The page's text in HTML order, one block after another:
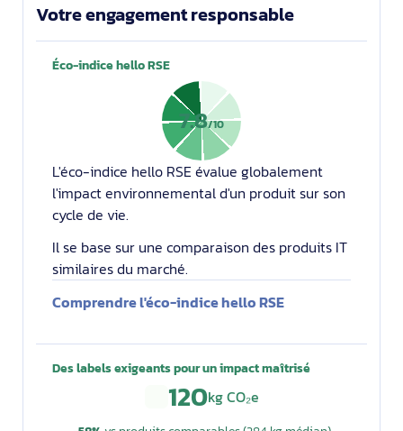
Votre engagement responsable
Éco-indice hello RSE
7.8/10
L'éco-indice hello RSE évalue globalement
l'impact environnemental d'un produit sur son
cycle de vie.
Il se base sur une comparaison des produits IT
similaires du marché.
Comprendre l'éco-indice hello RSE
Des labels exigeants pour un impact maîtrisé
120kg CO₂e